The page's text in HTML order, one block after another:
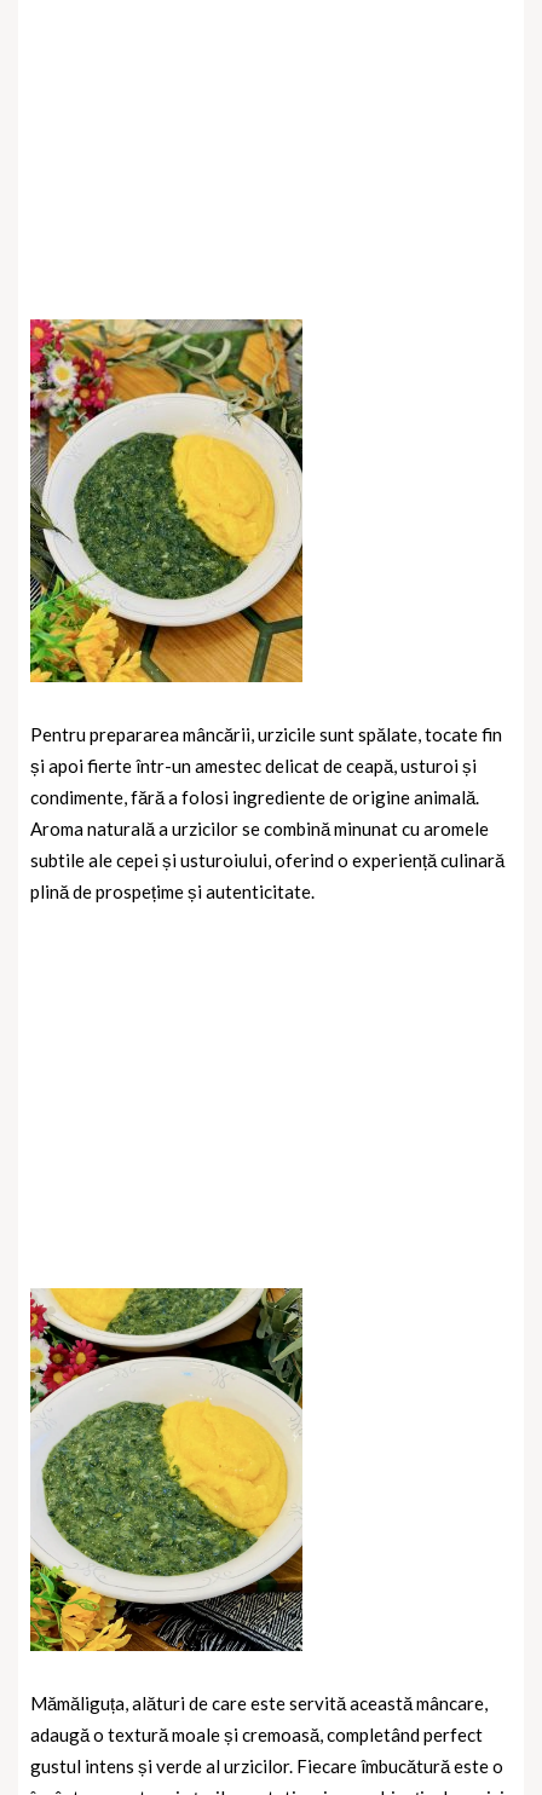
Pentru prepararea mâncării, urzicile sunt spălate, tocate fin
și apoi fierte într-un amestec delicat de ceapă, usturoi și
condimente, fără a folosi ingrediente de origine animală.
Aroma naturală a urzicilor se combină minunat cu aromele
subtile ale cepei și usturoiului, oferind o experiență culinară
plină de prospețime și autenticitate.
Mămăliguța, alături de care este servită această mâncare,
adaugă o textură moale și cremoasă, completând perfect
gustul intens și verde al urzicilor. Fiecare îmbucătură este o